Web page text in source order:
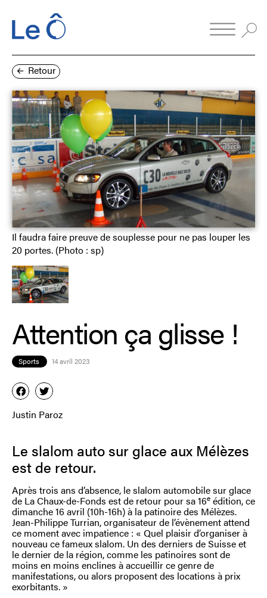
Retour
Attention ça glisse !
Sports 14 avril 2023
Justin Paroz
Le slalom auto sur glace aux Mélèzes
est de retour.
Après trois ans d’absence, le slalom automobile sur glace
de La Chaux-de-Fonds est de retour pour sa 16e édition, ce
dimanche 16 avril (10h-16h) à la patinoire des Mélèzes.
Jean-Philippe Turrian, organisateur de l’évènement attend
ce moment avec impatience : « Quel plaisir d’organiser à
nouveau ce fameux slalom. Un des derniers de Suisse et
le dernier de la région, comme les patinoires sont de
moins en moins enclines à accueillir ce genre de
manifestations, ou alors proposent des locations à prix
exorbitants. »
Il faudra faire preuve de souplesse pour ne pas louper les
20 portes. (Photo : sp)